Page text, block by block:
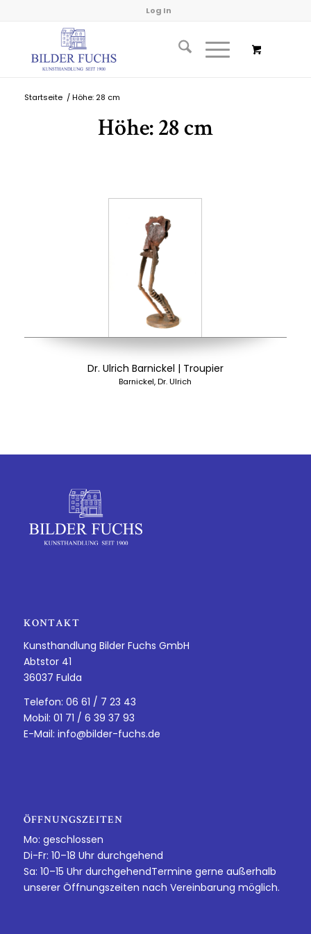
Log In
Startseite / Höhe: 28 cm
Höhe: 28 cm
Dr. Ulrich Barnickel | Troupier
Barnickel, Dr. Ulrich
KONTAKT
Kunsthandlung Bilder Fuchs GmbH
Abtstor 41
36037 Fulda
Telefon: 06 61 / 7 23 43
Mobil: 01 71 / 6 39 37 93
E-Mail: info@bilder-fuchs.de
ÖFFNUNGSZEITEN
Mo: geschlossen
Di-Fr: 10–18 Uhr durchgehend
Sa: 10–15 Uhr durchgehendTermine gerne außerhalb
unserer Öffnungszeiten nach Vereinbarung möglich.